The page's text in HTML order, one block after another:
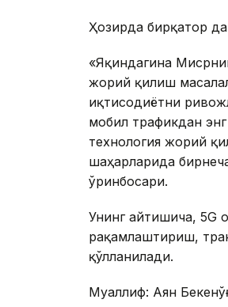
Ҳозирда бирқатор
«Яқиндагина
жорий қилиш
иқтисодиётни
мобил трафикдан
технология жорий
шаҳарларида
ўринбосари.
Унинг айтишича, 5G
рақамлаштириш,
қўлланилади.
Муаллиф: Аян